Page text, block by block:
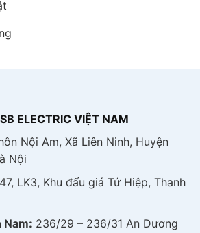
ELECTRIC VIỆT NAM
Nội Am, Xã Liên Ninh, Huyện
Nội
LK3, Khu đấu giá Tứ Hiệp, Thanh
Nam: 236/29 – 236/31 An Dương